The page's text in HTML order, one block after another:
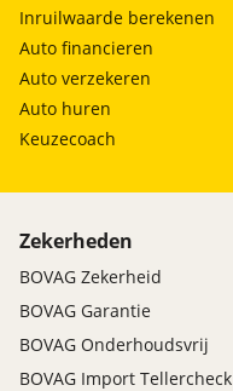
Inruilwaarde berekenen
Auto financieren
Auto verzekeren
Auto huren
Keuzecoach
Zekerheden
BOVAG Zekerheid
BOVAG Garantie
BOVAG Onderhoudsvrij
BOVAG Import Tellercheck